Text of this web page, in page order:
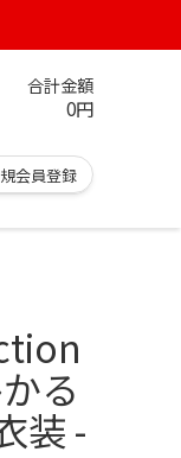
合計金額
0円
会員登録
る
装 -